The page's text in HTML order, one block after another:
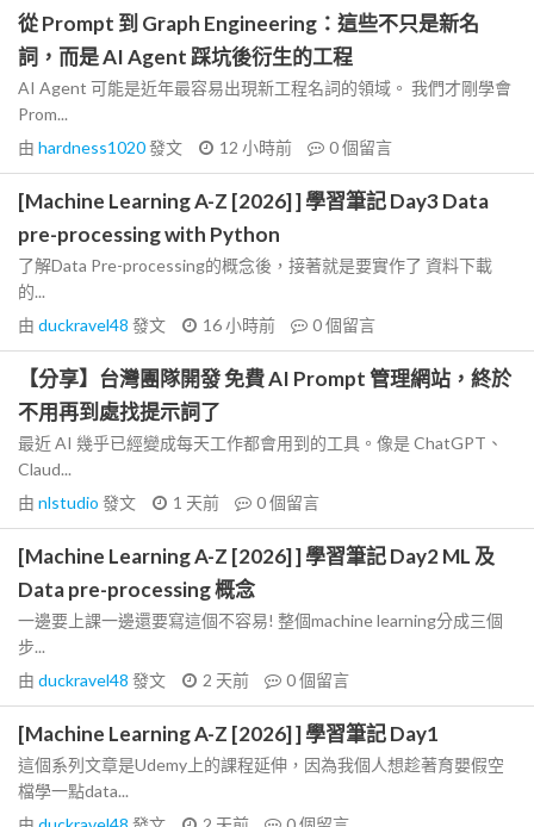
從 Prompt 到 Graph Engineering：這些不只是新名
詞，而是 AI Agent 踩坑後衍生的工程
AI Agent 可能是近年最容易出現新工程名詞的領域。 我們才剛學會
Prom...
由 hardness1020發文 12 小時前 0個留言
[Machine Learning A-Z [2026] ] 學習筆記 Day3 Data
pre-processing with Python
了解Data Pre-processing的概念後，接著就是要實作了 資料下載
的...
由 duckravel48 發文 16 小時前 0個留言
【分享】台灣團隊開發 免費 AI Prompt 管理網站，終於
不用再到處找提示詞了
最近 AI 幾乎已經變成每天工作都會用到的工具。像是 ChatGPT、
Claud...
由 nlstudio 發文 1 天前 0個留言
[Machine Learning A-Z [2026] ] 學習筆記 Day2 ML 及
Data pre-processing 概念
一邊要上課一邊還要寫這個不容易! 整個machine learning分成三個
步...
由 duckravel48 發文 2 天前 0個留言
[Machine Learning A-Z [2026] ] 學習筆記 Day1
這個系列文章是Udemy上的課程延伸，因為我個人想趁著育嬰假空
檔學一點data...